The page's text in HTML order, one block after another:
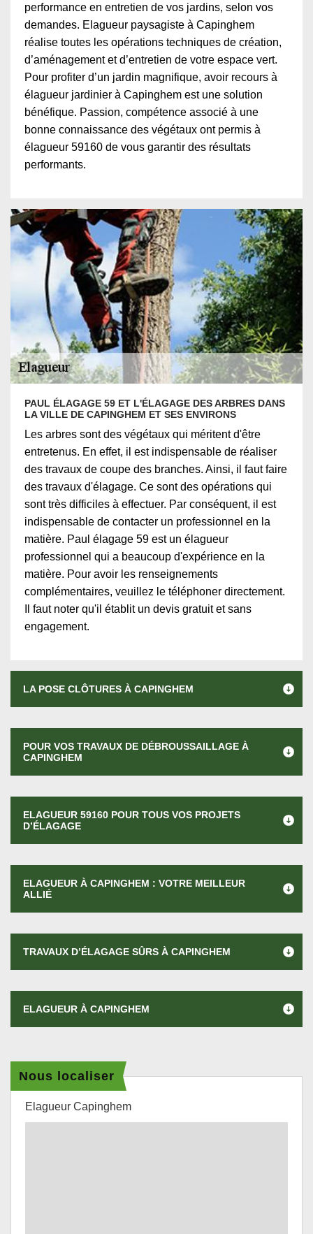
performance en entretien de vos jardins, selon vos
demandes. Elagueur paysagiste à Capinghem
réalise toutes les opérations techniques de création,
d’aménagement et d’entretien de votre espace vert.
Pour profiter d’un jardin magnifique, avoir recours à
élagueur jardinier à Capinghem est une solution
bénéfique. Passion, compétence associé à une
bonne connaissance des végétaux ont permis à
élagueur 59160 de vous garantir des résultats
performants.
PAUL ÉLAGAGE 59 ET L'ÉLAGAGE DES ARBRES DANS
LA VILLE DE CAPINGHEM ET SES ENVIRONS
Les arbres sont des végétaux qui méritent d'être
entretenus. En effet, il est indispensable de réaliser
des travaux de coupe des branches. Ainsi, il faut faire
des travaux d'élagage. Ce sont des opérations qui
sont très difficiles à effectuer. Par conséquent, il est
indispensable de contacter un professionnel en la
matière. Paul élagage 59 est un élagueur
professionnel qui a beaucoup d'expérience en la
matière. Pour avoir les renseignements
complémentaires, veuillez le téléphoner directement.
Il faut noter qu'il établit un devis gratuit et sans
engagement.
LA POSE CLÔTURES À CAPINGHEM
POUR VOS TRAVAUX DE DÉBROUSSAILLAGE À
CAPINGHEM
ELAGUEUR 59160 POUR TOUS VOS PROJETS
D’ÉLAGAGE
ELAGUEUR À CAPINGHEM : VOTRE MEILLEUR
ALLIÉ
TRAVAUX D’ÉLAGAGE SÛRS À CAPINGHEM
ELAGUEUR À CAPINGHEM
Nous localiser
Elagueur Capinghem